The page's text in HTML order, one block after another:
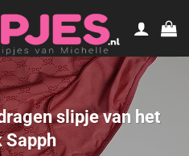
slipje van het
Sapph